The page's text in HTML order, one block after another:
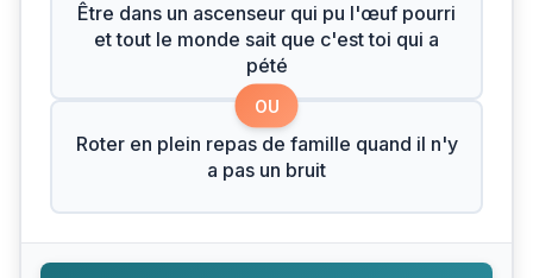
Être dans un ascenseur qui pu l'œuf pourri
et tout le monde sait que c'est toi qui a
pété
OU
Roter en plein repas de famille quand il n'y
a pas un bruit